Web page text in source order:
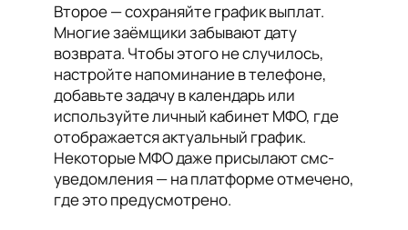
Второе — сохраняйте график выплат.
Многие заёмщики забывают дату
возврата. Чтобы этого не случилось,
настройте напоминание в телефоне,
добавьте задачу в календарь или
используйте личный кабинет МФО, где
отображается актуальный график.
Некоторые МФО даже присылают смс-
уведомления — на платформе отмечено,
где это предусмотрено.